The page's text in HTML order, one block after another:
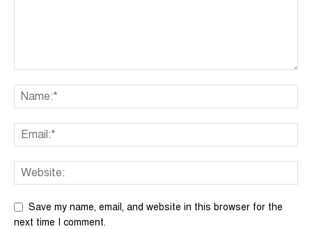
Save my name, email, and website in this browser for the
next time I comment.